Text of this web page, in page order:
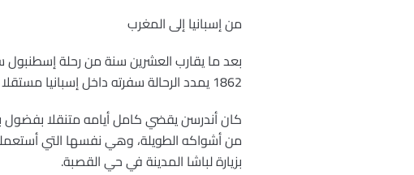
من إسبانيا إلى المغرب
بعد ما يقارب العشرين سنة من رحلة إسطنبول
1862 يمدد الرحالة سفرته داخل إسبانيا مستقلا الباخرة من جبل طارق باتجاه شمال إفريقيا. وقد قضى بعدها أسبوعا كاملا في طنجة.
كان أندرسن يقضي كامل أيامه متنقلا بفضول
من أشواكه الطويلة، وهي نفسها التي
بزيارة لباشا المدينة في حي القصبة.